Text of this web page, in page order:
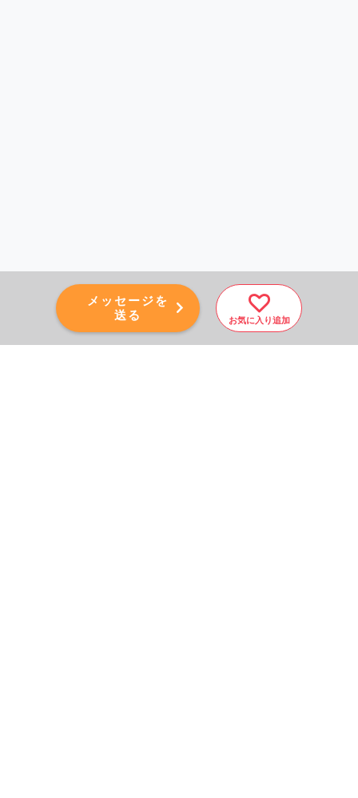
メッセージを
送る
お気に入り追加